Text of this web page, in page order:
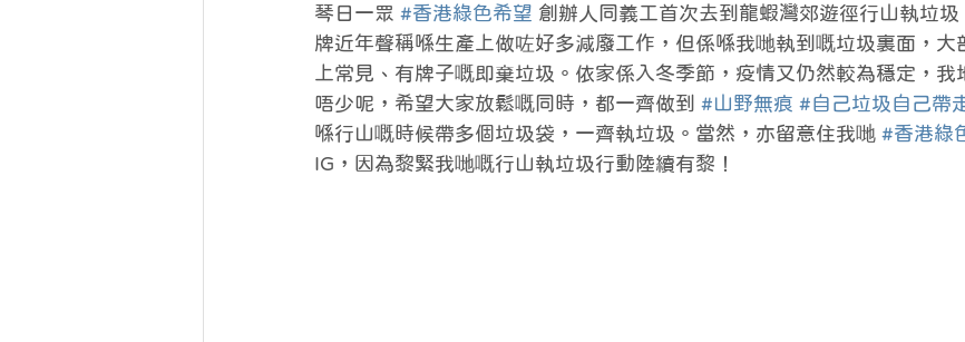
琴日一眾 #香港綠色希望 創辦人同義工首次去到龍蝦灣郊遊徑行山執垃
牌近年聲稱喺生產上做咗好多減廢工作，但係喺我哋執到嘅垃圾裏面，大
上常見、有牌子嘅即棄垃圾。依家係入冬季節，疫情又仍然較為穩定，我
唔少呢，希望大家放鬆嘅同時，都一齊做到 #山野無痕 #自己垃圾自己帶
喺行山嘅時候帶多個垃圾袋，一齊執垃圾。當然，亦留意住我哋 #香港綠
IG，因為黎緊我哋嘅行山執垃圾行動陸續有黎！﻿